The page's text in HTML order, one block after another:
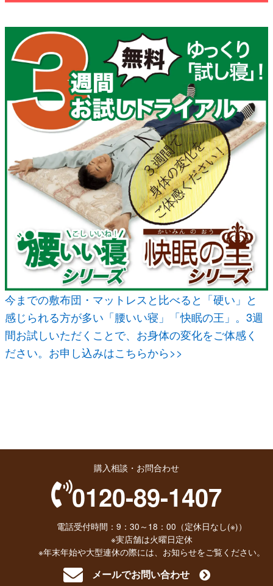
今までの敷布団・マットレスと比べると「硬い」と
感じられる方が多い「腰いい寝」「快眠の王」。3週
間お試しいただくことで、お身体の変化をご体感く
ださい。お申し込みはこちらから>>
購入相談・お問合わせ
0120-89-1407
電話受付時間：9：30～18：00（定休日なし(※)）
※実店舗は火曜日定休
※年末年始や大型連休の際には、お知らせをご覧ください。
メールでお問い合わせ